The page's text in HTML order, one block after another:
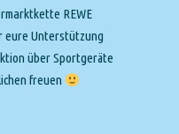
REWE
eure Unterstützung
über Sportgeräte
freuen